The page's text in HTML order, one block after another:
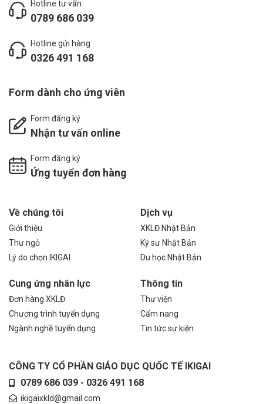
Hotline tư vấn
0789 686 039
Hotline gửi hàng
0326 491 168
Form dành cho ứng viên
Form đăng ký
Nhận tư vấn online
Form đăng ký
Ứng tuyển đơn hàng
Về chúng tôi
Giới thiệu
Thư ngỏ
Lý do chọn IKIGAI
Dịch vụ
XKLĐ Nhật Bản
Kỹ sư Nhật Bản
Du học Nhật Bản
Cung ứng nhân lực
Đơn hàng XKLĐ
Chương trình tuyển dụng
Ngành nghề tuyển dụng
Thông tin
Thư viện
Cẩm nang
Tin tức sự kiện
CÔNG TY CỔ PHẦN GIÁO DỤC QUỐC TẾ IKIGAI
0789 686 039 - 0326 491 168
ikigaixkld@gmail.com